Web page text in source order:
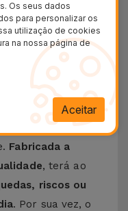
um toque suave
e funcionalidades
uma Capa de
destaca-se
Fabricada a
, terá ao
riscos ou
. Por sua vez, o
Os seus dados
para personalizar os
utilização de cookies
na nossa página de
Aceitar